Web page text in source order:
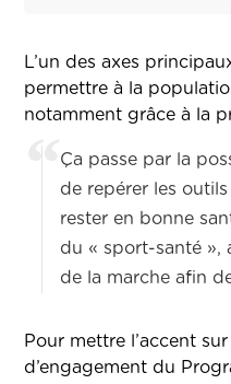
L’un des axes
permettre à la
notamment grâce à la
Ça passe par la
de repérer les
rester en bonne
du « sport-santé »,
de la marche afin
Pour mettre l’accent
d’engagement du